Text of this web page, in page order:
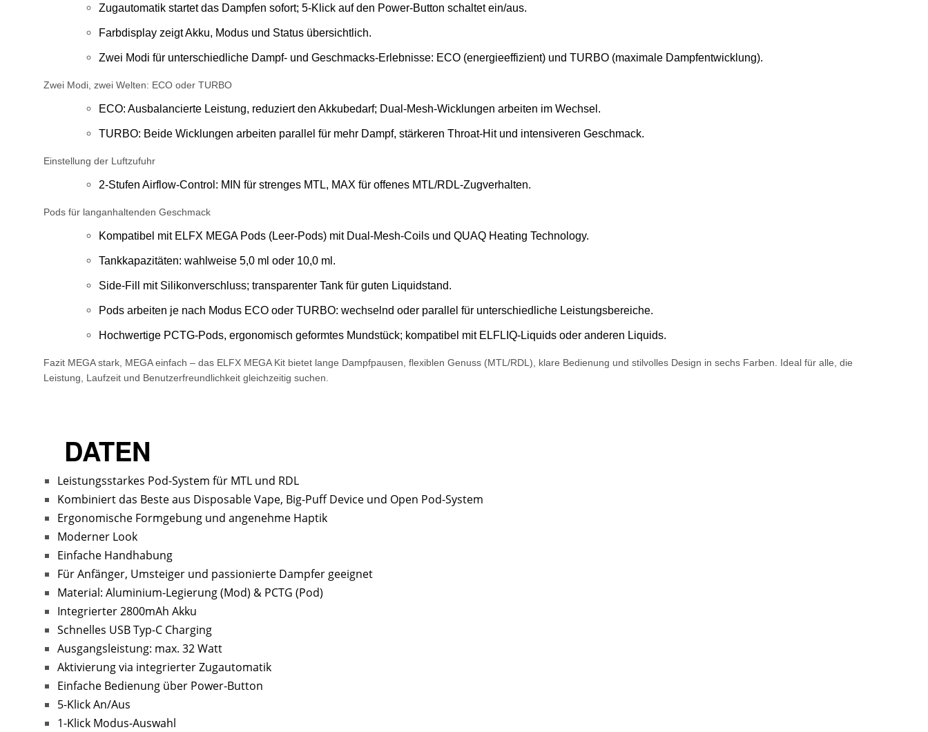
Zugautomatik startet das Dampfen sofort; 5-Klick auf den Power-Button schaltet ein/aus.
Farbdisplay zeigt Akku, Modus und Status übersichtlich.
Zwei Modi für unterschiedliche Dampf- und Geschmacks-Erlebnisse: ECO (energieeffizient) und TURBO (maximale Dampfentwicklung).
Zwei Modi, zwei Welten: ECO oder TURBO
ECO: Ausbalancierte Leistung, reduziert den Akkubedarf; Dual-Mesh-Wicklungen arbeiten im Wechsel.
TURBO: Beide Wicklungen arbeiten parallel für mehr Dampf, stärkeren Throat-Hit und intensiveren Geschmack.
Einstellung der Luftzufuhr
2-Stufen Airflow-Control: MIN für strenges MTL, MAX für offenes MTL/RDL-Zugverhalten.
Pods für langanhaltenden Geschmack
Kompatibel mit ELFX MEGA Pods (Leer-Pods) mit Dual-Mesh-Coils und QUAQ Heating Technology.
Tankkapazitäten: wahlweise 5,0 ml oder 10,0 ml.
Side-Fill mit Silikonverschluss; transparenter Tank für guten Liquidstand.
Pods arbeiten je nach Modus ECO oder TURBO: wechselnd oder parallel für unterschiedliche Leistungsbereiche.
Hochwertige PCTG-Pods, ergonomisch geformtes Mundstück; kompatibel mit ELFLIQ-Liquids oder anderen Liquids.
Fazit MEGA stark, MEGA einfach – das ELFX MEGA Kit bietet lange Dampfpausen, flexiblen Genuss (MTL/RDL), klare Bedienung und stilvolles Design in sechs Farben. Ideal für alle, die
Leistung, Laufzeit und Benutzerfreundlichkeit gleichzeitig suchen.
DATEN
Leistungsstarkes Pod-System für MTL und RDL
Kombiniert das Beste aus Disposable Vape, Big-Puff Device und Open Pod-System
Ergonomische Formgebung und angenehme Haptik
Moderner Look
Einfache Handhabung
Für Anfänger, Umsteiger und passionierte Dampfer geeignet
Material: Aluminium-Legierung (Mod) & PCTG (Pod)
Integrierter 2800mAh Akku
Schnelles USB Typ-C Charging
Ausgangsleistung: max. 32 Watt
Aktivierung via integrierter Zugautomatik
Einfache Bedienung über Power-Button
5-Klick An/Aus
1-Klick Modus-Auswahl